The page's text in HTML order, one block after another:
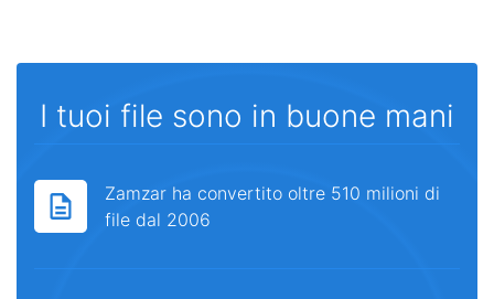
I tuoi file sono in buone mani
Zamzar ha convertito oltre 510 milioni di
file dal 2006